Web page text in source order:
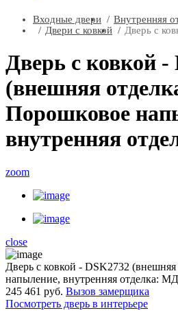
Входные двери
Внутренняя
Двери с ковкой
Дверь с
Дверь с ковкой -
(внешняя
Порошковое
внутренняя
zoom
close
Дверь с ковкой - DSK2732
напыление, внутренняя отделка:
245 461 руб. Вызов замерщика
Посмотреть дверь в интерьере